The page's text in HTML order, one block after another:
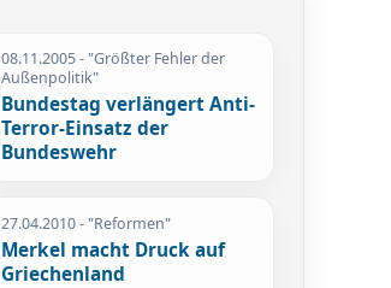
08.11.2005- "Größter Fehler der
Außenpolitik"
Bundestag verlängert Anti-
Terror-Einsatz der
Bundeswehr
27.04.2010- "Reformen"
Merkel macht Druck auf
Griechenland